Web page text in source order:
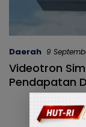
Daerah 9
Videotron
Pendapatan